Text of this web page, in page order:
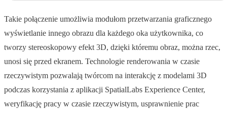
Takie połączenie umożliwia modułom przetwarzania graficznego
wyświetlanie innego obrazu dla każdego oka użytkownika, co
tworzy stereoskopowy efekt 3D, dzięki któremu obraz, można rzec,
unosi się przed ekranem. Technologie renderowania w czasie
rzeczywistym pozwalają twórcom na interakcję z modelami 3D
podczas korzystania z aplikacji SpatialLabs Experience Center,
weryfikację pracy w czasie rzeczywistym, usprawnienie prac